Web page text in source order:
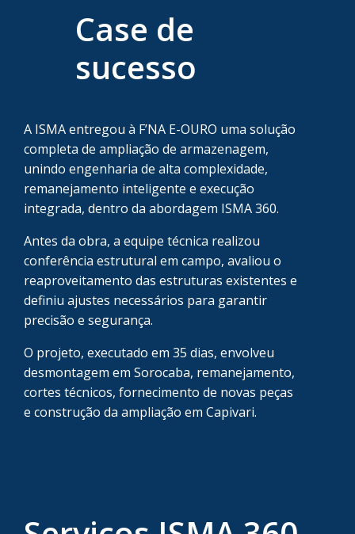
Case de
sucesso
A ISMA entregou à F’NA E-OURO uma solução
completa de ampliação de armazenagem,
unindo engenharia de alta complexidade,
remanejamento inteligente e execução
integrada, dentro da abordagem ISMA 360.
Antes da obra, a equipe técnica realizou
conferência estrutural em campo, avaliou o
reaproveitamento das estruturas existentes e
definiu ajustes necessários para garantir
precisão e segurança.
O projeto, executado em 35 dias, envolveu
desmontagem em Sorocaba, remanejamento,
cortes técnicos, fornecimento de novas peças
e construção da ampliação em Capivari.